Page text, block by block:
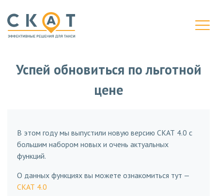
Успей обновиться по льготной
цене
В этом году мы выпустили новую версию СКАТ 4.0 с
большим набором новых и очень актуальных
функций.
О данных функциях вы можете ознакомиться тут —
СКАТ 4.0